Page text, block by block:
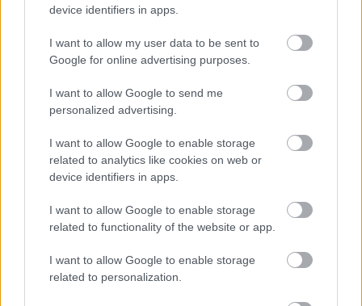
device identifiers in apps.
I want to allow my user data to be sent to
Google for online advertising purposes.
I want to allow Google to send me
personalized advertising.
I want to allow Google to enable storage
related to analytics like cookies on web or
device identifiers in apps.
I want to allow Google to enable storage
related to functionality of the website or app.
I want to allow Google to enable storage
related to personalization.
EUROLEAGUE 18/07/2026 - 11:00
διαπραγματεύσεις ο
Ερυθρός Αστέρας με τον
Τζούνιορ»
Έριξε... βόμβα ο Άντονι
Ντέιβις για Λεμπρόν: